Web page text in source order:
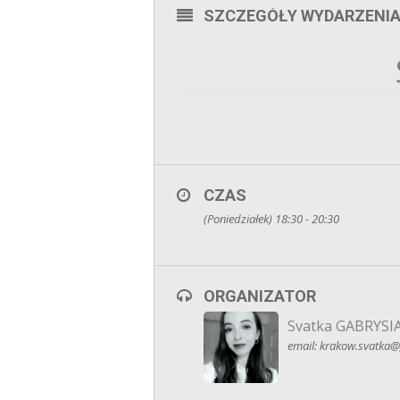
SZCZEGÓŁY WYDARZENIA
Jesteś Singlem i chciałbyś
Czym jest speed dating/szybkie
wszystkimi uczestnikami,
CZAS
(Poniedziałek) 18:30 - 20:30
ORGANIZATOR
Svatka
email: